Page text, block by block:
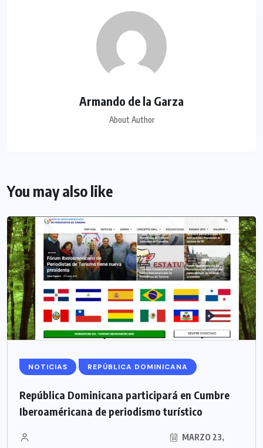
Armando de la Garza
About Author
You may also like
NOTICIAS REPÚBLICA DOMINICANA
República Dominicana participará en Cumbre
Iberoaméricana de periodismo turístico
MARZO 23,